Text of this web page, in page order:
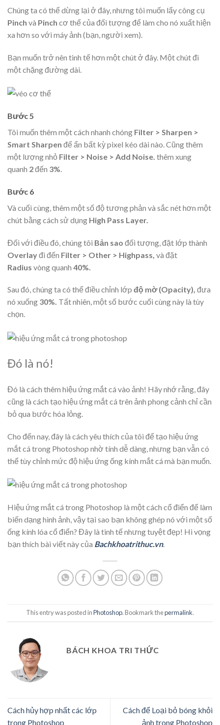
Chúng ta có thể dừng lại ở đây, nhưng tôi muốn lấycông cụ
Pinch và Pinch cơ thể của đối tượng để làm cho nó xuất hiện
xa hơn so với máy ảnh (bạn, người xem).
Bạn muốn trở nên tinh tế hơn một chút ở đây. Một chút đi
một chặng đường dài.
Bước 5
Tôi muốn thêm một cách nhanh chóng Filter > Sharpen >
Smart Sharpen để ẩn bất kỳ pixel kéo dài nào. Cũng thêm
một lượng nhỏ Filter > Noise > Add Noise. thêm xung
quanh 2đến 3%.
Bước 6
Và cuối cùng, thêm một số độ tương phản và sắc nét hơn một
chút bằng cách sử dụng High Pass Layer.
Đối với điều đó, chúng tôi Bản sao đối tượng, đặt lớp thành
Overlayđi đến Filter > Other > Highpass và đặt
Radius vòng quanh 40%.
Sau đó, chúng ta có thể điều chỉnh lớp độ mờ (Opacity), đưa
nó xuống 30%. Tất nhiên, một số bước cuối cùng này là tùy
chọn.
Đó là nó!
Đó là cách thêm hiệu ứng mắt cá vào ảnh! Hãy nhớ rằng, đây
cũng là cách tạo hiệu ứng mắt cá trên ảnh phong cảnh chỉ cần
bỏ qua bước hóa lỏng.
Cho đến nay, đây là cách yêu thích của tôi để tạo hiệu ứng
mắt cá trong Photoshop nhờ tính dễ dàng, nhưng bạn vẫn có
thể tùy chỉnh mức độ hiệu ứng ống kính mắt cá mà bạn muốn.
Hiệu ứng mắt cá trong Photoshop là một cách cổ điển để làm
biến dạng hình ảnh, vậy tại sao bạn không ghép nó với một số
ống kính lóa cổ điển? Đây là tinh tế nhưng tuyệt đẹp! Hi vọng
bạn thích bài viết này của Bachkhoatrithuc.vn.
This entry was posted inPhotoshop. Bookmark thepermalink.
BÁCH KHOA TRI THỨC
Cách hủy hợp nhất các lớp
trong Photoshop
Cách để Loại bỏ bóng khỏi
ảnh trong Photoshop